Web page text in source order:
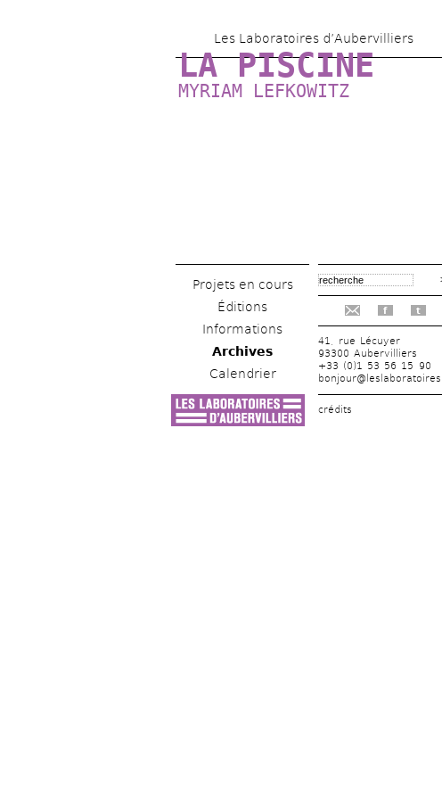
Les Laboratoires d’Aubervilliers
LA PISCINE
MYRIAM LEFKOWITZ
Projets en cours
Éditions
Informations
Archives
Calendrier
f t
41, rue Lécuyer
93300 Aubervilliers
+33 (0)1 53 56 15 90
crédits